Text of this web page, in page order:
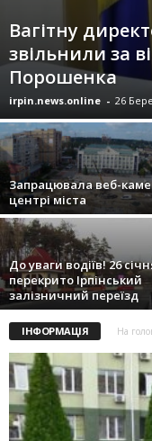
Вагітну
звільнили за
Порошенка
irpin.news.online - 26
Запрацювала веб-
центрі міста
До уваги водіїв! 26
перекрито Ірпінський
залізничний переїзд
ІНФОРМАЦІЯ На